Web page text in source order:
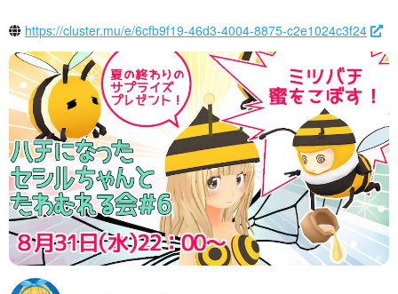
https://cluster.mu/e/6cfb9f19-46d3-4004-8875-c2e1024c3f24